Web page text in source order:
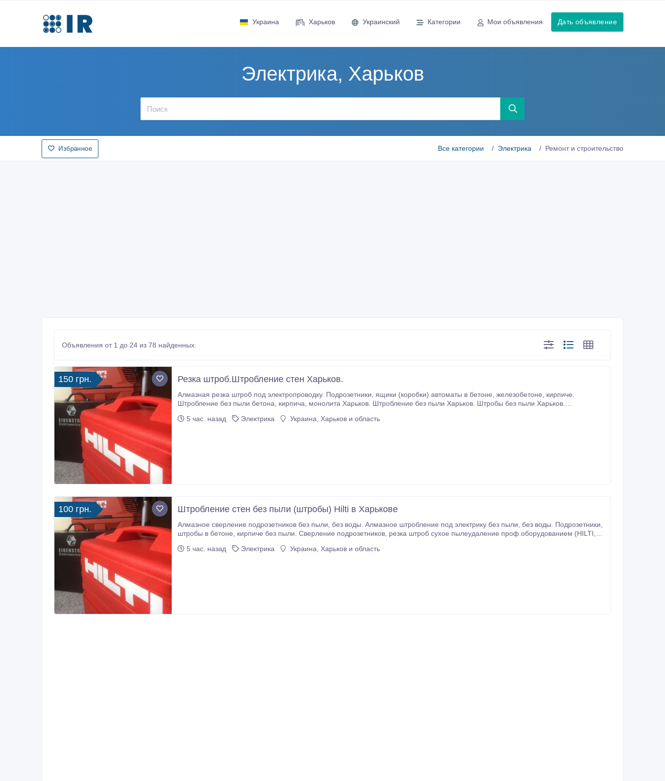
Украина Харьков Украинский Категории Мои объявления Дать объявление
Электрика, Харьков
Избранное Все категории Электрика Ремонт и строительство
Объявления от 1 до 24 из 78 найденных.
150 грн. Резка штроб.Штробление стен Харьков.
Алмазная резка штроб под электропроводку. Подрозетники, ящики (коробки) автоматы в бетоне, железобетоне, кирпиче.
Штробление без пыли бетона, кирпича, монолита Харьков. Штробление без пыли Харьков. Штробы без пыли Харьков.
5 час. назад
Электрика Украина, Харьков и область
100 грн. Штробление стен без пыли (штробы) Hilti в Харькове
Алмазное сверление подрозетников без пыли, без воды. Алмазное штробление под электрику без пыли, без воды. Подрозетники,
штробы в бетоне, кирпиче без пыли. Сверление подрозетников, резка штроб сухое пылеудаление проф.оборудованием (HILTI,
5 час. назад
Электрика Украина, Харьков и область